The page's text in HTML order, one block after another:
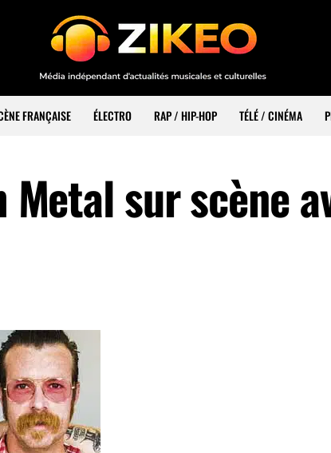
FRANÇAISE ÉLECTRO RAP / HIP-HOP TÉLÉ / CINÉMA
Metal sur scène